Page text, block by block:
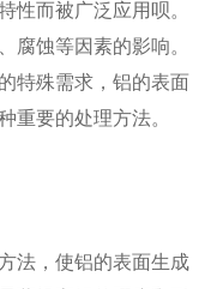
性而被广泛应用呗。
腐蚀等因素的影响。
特殊需求，铝的表面
重要的处理方法。
法，使铝的表面生成